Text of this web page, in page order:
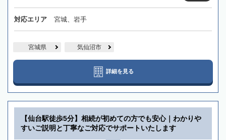
対応エリア 宮城、岩手
宮城県 気仙沼市
詳細を見る
【仙台駅徒歩5分】相続が初めての方でも安心｜わかりや
すいご説明と丁寧なご対応でサポートいたします